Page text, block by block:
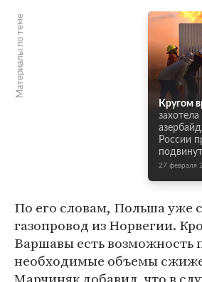
Материалы по теме
Кругом
захотела
России
27 февраля
По его словам, Польша уже
газопровод из Норвегии.
Варшавы есть возможность
необходимые объемы